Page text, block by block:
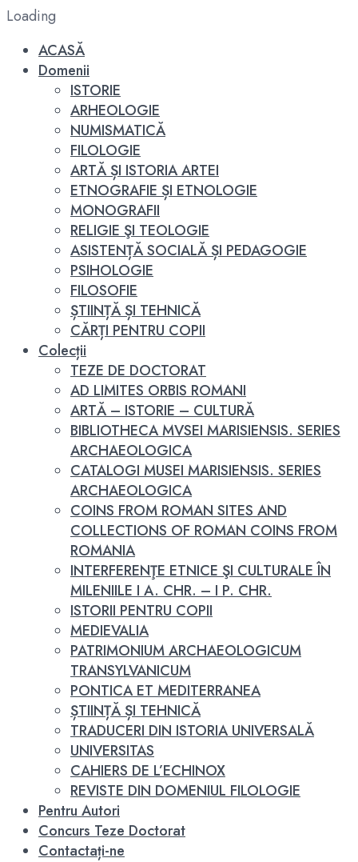
Loading
ACASĂ
Domenii
ISTORIE
ARHEOLOGIE
NUMISMATICĂ
FILOLOGIE
ARTĂ ȘI ISTORIA ARTEI
ETNOGRAFIE ȘI ETNOLOGIE
MONOGRAFII
RELIGIE ŞI TEOLOGIE
ASISTENȚĂ SOCIALĂ ȘI PEDAGOGIE
PSIHOLOGIE
FILOSOFIE
ȘTIINȚĂ ȘI TEHNICĂ
CĂRȚI PENTRU COPII
Colecții
TEZE DE DOCTORAT
AD LIMITES ORBIS ROMANI
ARTĂ – ISTORIE – CULTURĂ
BIBLIOTHECA MVSEI MARISIENSIS. SERIES
ARCHAEOLOGICA
CATALOGI MUSEI MARISIENSIS. SERIES
ARCHAEOLOGICA
COINS FROM ROMAN SITES AND
COLLECTIONS OF ROMAN COINS FROM
ROMANIA
INTERFERENŢE ETNICE ŞI CULTURALE ÎN
MILENIILE I A. CHR. – I P. CHR.
ISTORII PENTRU COPII
MEDIEVALIA
PATRIMONIUM ARCHAEOLOGICUM
TRANSYLVANICUM
PONTICA ET MEDITERRANEA
ȘTIINȚĂ ȘI TEHNICĂ
TRADUCERI DIN ISTORIA UNIVERSALĂ
UNIVERSITAS
CAHIERS DE L’ECHINOX
REVISTE DIN DOMENIUL FILOLOGIE
Pentru Autori
Concurs Teze Doctorat
Contactați-ne